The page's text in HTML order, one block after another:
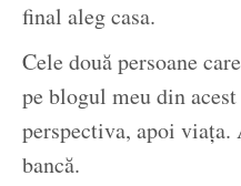
final aleg casa.
Cele două persoane
pe blogul meu din
perspectiva, apoi viața.
bancă.